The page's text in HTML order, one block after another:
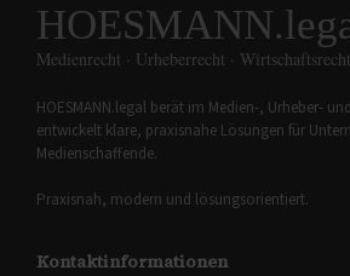
Medienrecht · Urheberrecht · Wirtschaftsrecht
HOESMANN.legal berät im Medien-, Urheber-
entwickelt klare, praxisnahe Lösungen für
Medienschaffende.
Praxisnah, modern und lösungsorientiert.
Kontaktinformationen